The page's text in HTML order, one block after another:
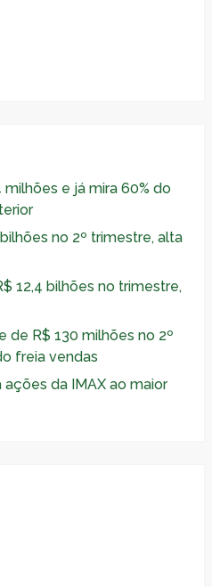
e já mira 60% do
no 2º trimestre, alta
12,4 bilhões no trimestre,
de R$ 130 milhões no 2º
freia vendas
ações da IMAX ao maior